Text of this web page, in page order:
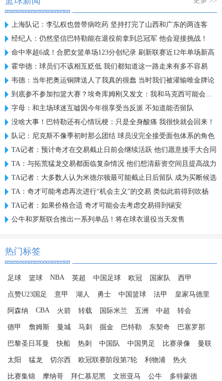
上海队记：李弘权也曾带病吃药 坚持打完了山西和广东的两连客
经纪人：仍然坚信巴特勒能在退役前拿到总冠军 他会迎接挑战！
命中率超6成！合肥女篮单场123分创纪录 刷新联赛近12年单场新高
霍华德：球员们不该相互贬低 我们都知道这一路走来有多不容易
韦德：当年把奥运铜牌送人了我真的很蠢 当时我们被灌输唯金牌论
到底参不参加扣篮大赛？埃奇库姆刚又发文：我和马克西可能会参加
字母：和主场球迷互嘘因今年很享受当反派 不知道能否留队
没啥大事！巴特勒还有心情玩梗：只是全身酸痛 我很快就会回来！
队记：尼克斯不像季初时那么团结 球员没完全接受面包体系的角色
TA记者：预计奇才在交易截止日前会继续活跃 他们愿意接手大合同
TA：与拓荒猛龙交易都面临复杂情况 他们想清薪资空间且提高战力
TA记者：大多数人认为米德尔顿最可能截止日后留队 成为买断候选
TA：奇才可能考虑再次进行“机会主义”的交易 类似此前得到吹杨
TA记者：如果价格合适 奇才可能会去考虑交易得到锡安
公牛和罗斯联合推出一系列单品！将在球衣退役当天发售
热门标签
足球 篮球 NBA 英超 中国足球 欧冠 国家队 西甲
点赞U23国足 意甲 湖人 勇士 中国篮球 法甲 皇家马德里
阿森纳 CBA 火箭 转载 国际米兰 五洲 中超 转会
德甲 詹姆斯 曼城 马刺 掘金 巴特勒 东契奇 巴塞罗那
巴黎圣日耳曼 快船 热刺 中国队 中国男足 比赛录像 曼联
太阳 猛龙 切尔西 欧冠联赛阶段第7轮 利物浦 热火
比赛集锦 摩纳哥 拜仁慕尼黑 文班亚马 公牛 多特蒙德